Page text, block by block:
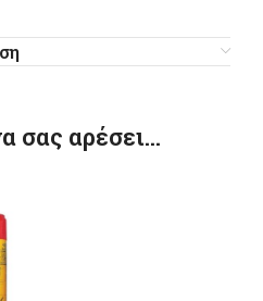
σας αρέσει…